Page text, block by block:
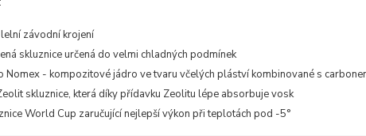
závodní krojení
skluznice určená do velmi chladných podmínek
Nomex - kompozitové jádro ve tvaru včelých pláství kombinované s
skluznice, která díky přídavku Zeolitu lépe absorbuje vosk
World Cup zaručující nejlepší výkon při teplotách pod -5°